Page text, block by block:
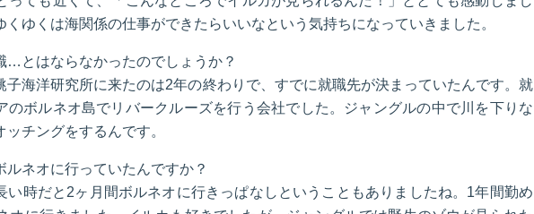
くゆくは海関係の仕事ができたらいいなという気持ちになっていきました。
…とはならなかったのでしょうか？
子海洋研究所に来たのは2年の終わりで、すでに就職先が決まっていたんです。就
のボルネオ島でリバークルーズを行う会社でした。ジャングルの中で川を下りな
チングをするんです。
ルネオに行っていたんですか？
い時だと2ヶ月間ボルネオに行きっぱなしということもありましたね。1年間勤め